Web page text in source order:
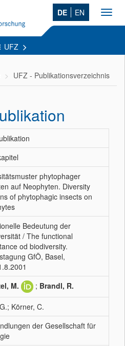
DE EN
UFZ
UFZ - Publikationsverzeichnis
phytophager
auf Neophyten. Diversity
of phytophagic insects on
Bedeutung der
/ The functional
od biodiversity.
GfÖ, Basel,
M. ; Brandl, R.
Körner, C.
der Gesellschaft für